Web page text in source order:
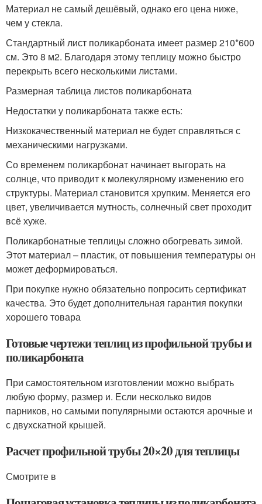
Материал не самый дешёвый, однако его цена ниже,
чем у стекла.
Стандартный лист поликарбоната имеет размер 210*600
см. Это 8 м2. Благодаря этому теплицу можно быстро
перекрыть всего несколькими листами.
Размерная таблица листов поликарбоната
Недостатки у поликарбоната также есть:
Низкокачественный материал не будет справляться с
механическими нагрузками.
Со временем поликарбонат начинает выгорать на
солнце, что приводит к молекулярному изменению его
структуры. Материал становится хрупким. Меняется его
цвет, увеличивается мутность, солнечный свет проходит
всё хуже.
Поликарбонатные теплицы сложно обогревать зимой.
Этот материал – пластик, от повышения температуры он
может деформироваться.
При покупке нужно обязательно попросить сертификат
качества. Это будет дополнительная гарантия покупки
хорошего товара
Готовые чертежи теплиц из профильной трубы и
поликарбоната
При самостоятельном изготовлении можно выбрать
любую форму, размер и. Если несколько видов
парников, но самыми популярными остаются арочные и
с двухскатной крышей.
Расчет профильной трубы 20×20 для теплицы
Смотрите в